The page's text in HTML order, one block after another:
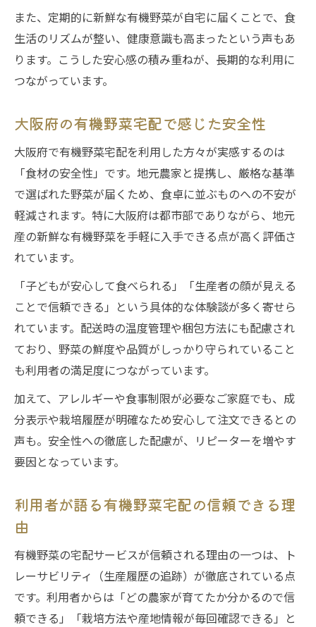
口コミから学ぶ有機野菜宅配の選び方
宅配サービス利用者が重視する安心感
有機野菜・宅配サービスの選択基準とは
大阪府で安心を感じた有機野菜宅配の理由とは
利用者が実感した宅配サービスの安全性
大阪府で支持される有機野菜宅配の特徴
宅配サービスの有機野菜で得られる安心感
有機野菜・宅配サービスの信頼できる理由
農薬不使用野菜宅配で変わる家族の健康と食生
活
果
農薬不使用野菜宅配で実感する家族の変化
有機野菜・宅配サービスで始める健康生活
利用者の体験談が示す健康志向の魅力
わる
利用者の声を通じて知る有機野菜宅配の魅力
有機野菜・宅配サービスの評判と実体験
宅配サービス利用者の満足度が高い理由
ト
実際の声からわかる宅配サービスの利便性
また、定期的に新鮮な有機野菜が自宅に届くことで、食
生活のリズムが整い、健康意識も高まったという声もあ
ります。こうした安心感の積み重ねが、長期的な利用に
つながっています。
大阪府の有機野菜宅配で感じた安全性
大阪府で有機野菜宅配を利用した方々が実感するのは
「食材の安全性」です。地元農家と提携し、厳格な基準
で選ばれた野菜が届くため、食卓に並ぶものへの不安が
軽減されます。特に大阪府は都市部でありながら、地元
産の新鮮な有機野菜を手軽に入手できる点が高く評価さ
れています。
「子どもが安心して食べられる」「生産者の顔が見える
ことで信頼できる」という具体的な体験談が多く寄せら
れています。配送時の温度管理や梱包方法にも配慮され
ており、野菜の鮮度や品質がしっかり守られていること
も利用者の満足度につながっています。
加えて、アレルギーや食事制限が必要なご家庭でも、成
分表示や栽培履歴が明確なため安心して注文できるとの
声も。安全性への徹底した配慮が、リピーターを増やす
要因となっています。
利用者が語る有機野菜宅配の信頼できる理
由
有機野菜の宅配サービスが信頼される理由の一つは、ト
レーサビリティ（生産履歴の追跡）が徹底されている点
です。利用者からは「どの農家が育てたか分かるので信
頼できる」「栽培方法や産地情報が毎回確認できる」と